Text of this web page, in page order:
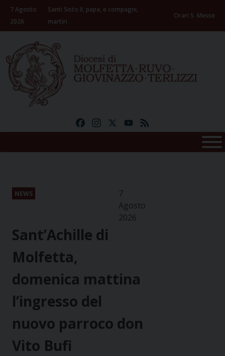
Skip
content
7 Agosto
2026
Santi Sisto II, papa, e compagni,
martiri
Orari S. Messe
FacebookInstagramYouTube
NEWS
7
Agosto
2026
Sant’Achille di
Molfetta,
domenica mattina
l’ingresso del
nuovo parroco don
Vito Bufi